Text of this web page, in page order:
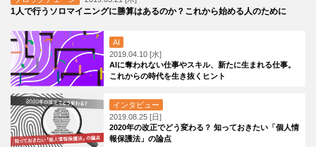
1人で行うソロマイニングに勝算はあるのか？これから始める人のために
AI
2019.04.10 [水]
AIに奪われない仕事やスキル、新たに生まれる仕事。
これからの時代を生き抜くヒント
インタビュー
2019.08.25 [日]
2020年の改正でどう変わる？ 知っておきたい「個人情
報保護法」の論点